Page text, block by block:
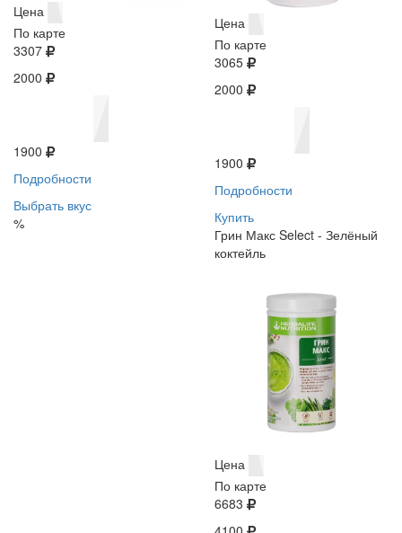
Цена
По карте
3307
2000
1900
Подробности
Выбрать вкус
%
Цена
По карте
3065
2000
1900
Подробности
Купить
Грин Макс Select - Зелёный
коктейль
Цена
По карте
6683